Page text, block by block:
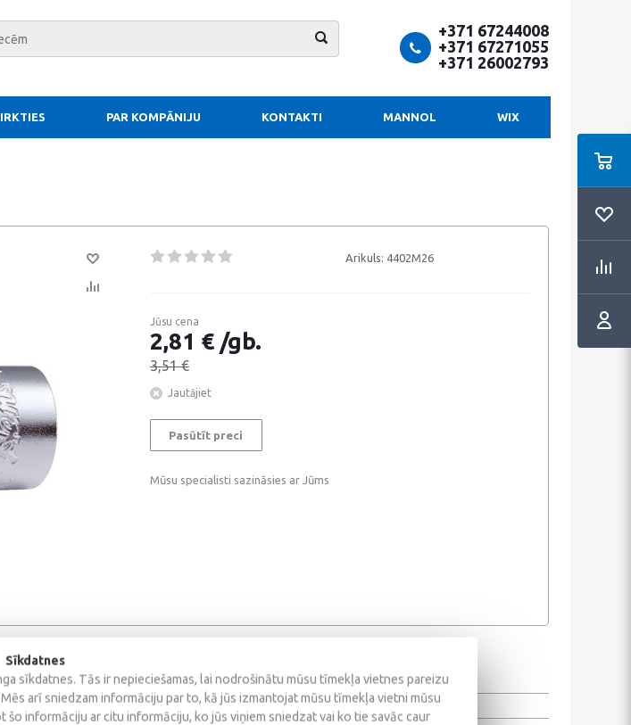
+371 67244008
+371 67271055
+371 26002793
PAR KOMPĀNIJU KONTAKTI MANNOL WIX
Arikuls: 4402M26
Jūsu cena
2,81 € /gb.
3,51 €
Jautājiet
Pasūtīt preci
Mūsu specialisti sazināsies ar Jūms
Sīkdatnes
sīkdatnes. Tās ir nepieciešamas, lai nodrošinātu mūsu tīmekļa vietnes pareizu
arī sniedzam informāciju par to, kā jūs izmantojat mūsu tīmekļa vietni mūsu
informāciju ar citu informāciju, ko jūs viņiem sniedzat vai ko tie savāc caur